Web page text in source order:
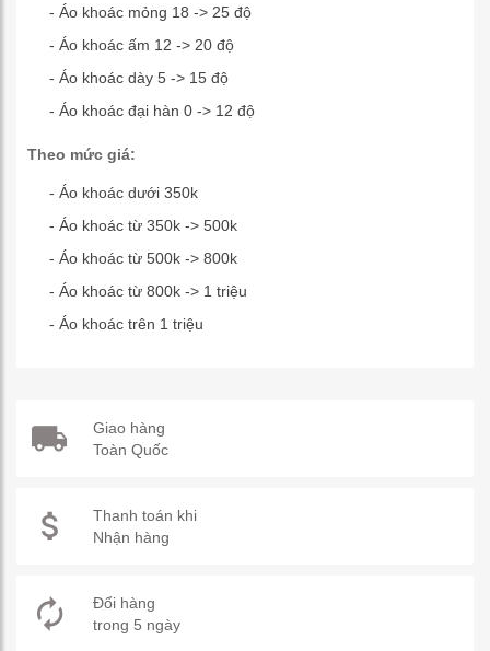
- Áo khoác mỏng 18 -> 25 độ
- Áo khoác ấm 12 -> 20 độ
- Áo khoác dày 5 -> 15 độ
- Áo khoác đại hàn 0 -> 12 độ
Theo mức giá:
- Áo khoác dưới 350k
- Áo khoác từ 350k -> 500k
- Áo khoác từ 500k -> 800k
- Áo khoác từ 800k -> 1 triệu
- Áo khoác trên 1 triệu
Giao hàng
Toàn Quốc
Thanh toán khi
Nhận hàng
Đổi hàng
trong 5 ngày